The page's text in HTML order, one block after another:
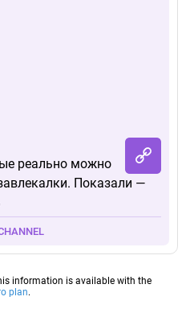
реально можно
Показали —
information is available with the
plan.